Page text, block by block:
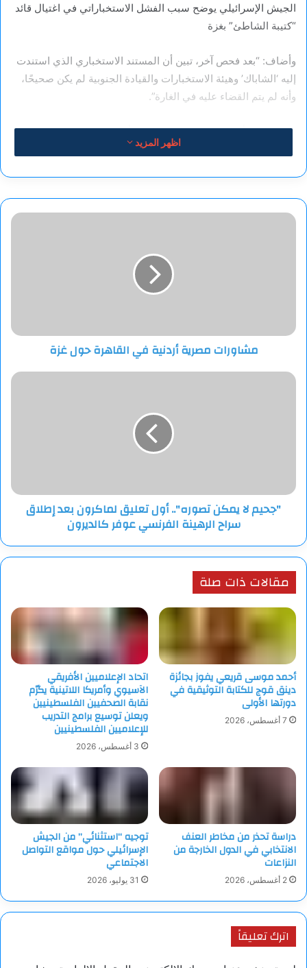
الجيش الإسرائيلي يوضح سبب الفشل الاستخباراتي في اغتيال قائد
“كتيبة الشاطئ” بغزة
وأضاف: “بعد فحص آخر، تبين أن المستند الاستخباري الذي استندت
إليه ‘الشاباك’ وهيئة الاستخبارات والقيادة الجنوبية لم يكن صحيحًا،
وأنه لم يتم القضاء عليه في الغارة”.
جدير بالذكر أن البيان الإسرائيلي اليوم يأتي بعد قرار حركة “حماس”
بخروج الحواجري شخصيا خلال عملية تسليم أحد الأسرى
اظهر المزيد
مشاورات
مشاورات مصرية أردنية في القاهرة حول غزة
"جحيم
إطلاق
سراح
عوفر
"جحيم لا يمكن تصوره".. أول تعليق لماكرون بعد إطلاق
سراح الرهينة الفرنسي عوفر كالديرون
مقالات ذات صلة
أحمد موسى قريعي يفوز بجائزة
دينق قوج للكتابة التوثيقية في
دورتها الأولى
7 أغسطس، 2026
اتحاد الإعلاميين الأفريقي
الآسيوي وأمريكا اللاتينية يكرّم
نقابة الصحفيين الفلسطينيين
ويعلن توسيع برامج التدريب
للإعلاميين الفلسطينيين
3 أغسطس، 2026
دراسة تحذر من مخاطر العنف
الانتخابي في الدول الخارجة من
النزاعات
2 أغسطس، 2026
توجيه “استثنائي” من الجيش
الإسرائيلي حول مواقع التواصل
الاجتماعي
31 يوليو، 2026
اترك تعليقاً